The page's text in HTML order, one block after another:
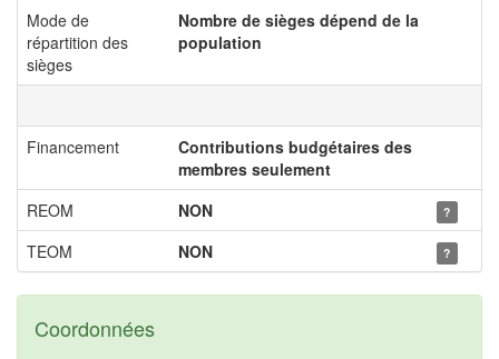
Mode de
répartition des
sièges
Nombre de sièges dépend de la
population
Financement
Contributions budgétaires des
membres seulement
REOM
NON ?
TEOM NON ?
Coordonnées